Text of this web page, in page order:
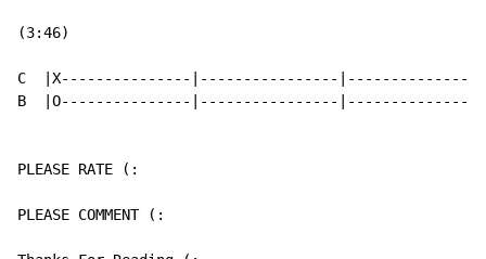
(3:46)
C  |X---------------|----------------
B  |O---------------|----------------
PLEASE RATE (:
PLEASE COMMENT (: